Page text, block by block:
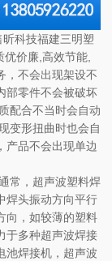
科技福建三明塑
价廉,高效节能,
，不会出现架设不
部零件不会被破坏
配合不当时会自动
变形扭曲时也会自
产品不会出现单边
放心。
常，超声波塑料焊
焊头振动方向平行
向，如较薄的塑料
于多种超声波焊接
池焊接机，超声波